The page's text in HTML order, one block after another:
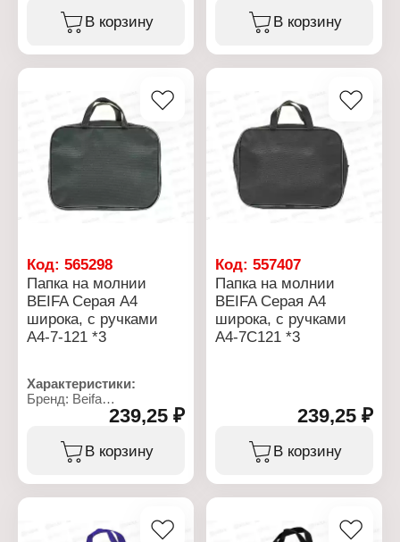
Модель: "Монстр Трак"
Формат: А4
Количество отделений: 1
Тип крепления: на
молнии
Особенность: с ручками
В корзину
Модель: "Мото"
Формат: А4
Количество отделений: 1
Тип крепления: на
молнии
Особенность: с ручками
В корзину
Код: 565298
Папка на молнии
BEIFA Серая А4
широка, с ручками
А4-7-121 *3
Характеристики:
Бренд: Beifa
Артикул: А4-7-121
Цвет: серый
Формат: А4
Количество отделений: 1
239,25 ₽
В корзину
Код:557407
Папка на молнии
BEIFA Серая А4
широка, с ручками
А4-7С121 *3
239,25 ₽
В корзину